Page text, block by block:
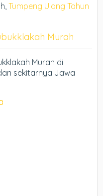
h,Tumpeng Ulang Tahun
Murah
Murah di
sekitarnya Jawa